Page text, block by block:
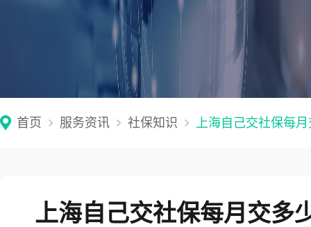
首页 服务资讯 社保知识 上海自己交社保每
上海自己交社保每月交多